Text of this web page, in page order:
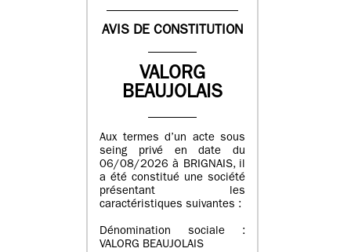
AVIS DE CONSTITUTION
VALORG
BEAUJOLAIS
Aux termes d’un acte sous
seing privé en date du
06/08/2026 à BRIGNAIS, il
a été constitué une société
présentant les
caractéristiques suivantes :
Dénomination sociale :
VALORG BEAUJOLAIS